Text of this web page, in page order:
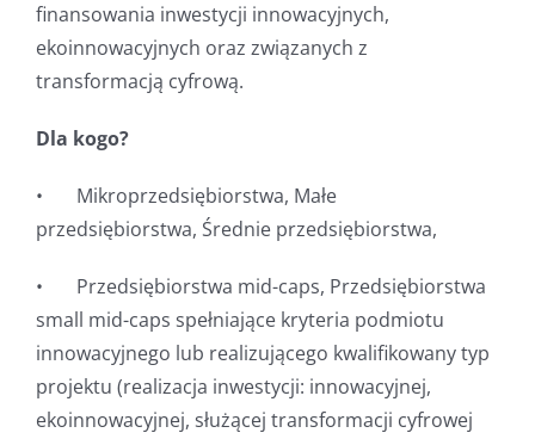
finansowania inwestycji innowacyjnych,
ekoinnowacyjnych oraz związanych z
transformacją cyfrową.
Dla kogo?
• Mikroprzedsiębiorstwa, Małe
przedsiębiorstwa, Średnie przedsiębiorstwa,
• Przedsiębiorstwa mid-caps, Przedsiębiorstwa
small mid-caps spełniające kryteria podmiotu
innowacyjnego lub realizującego kwalifikowany typ
projektu (realizacja inwestycji: innowacyjnej,
ekoinnowacyjnej, służącej transformacji cyfrowej